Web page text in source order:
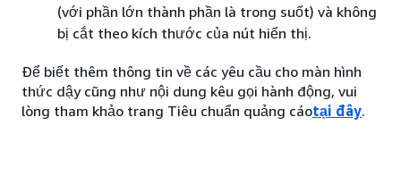
(với phần lớn thành phần là trong suốt) và không
bị cắt theo kích thước của nút hiển thị.
Để biết thêm thông tin về các yêu cầu cho màn hình
thức dậy cũng như nội dung kêu gọi hành động, vui
lòng tham khảo trang Tiêu chuẩn quảng cáotại đây.